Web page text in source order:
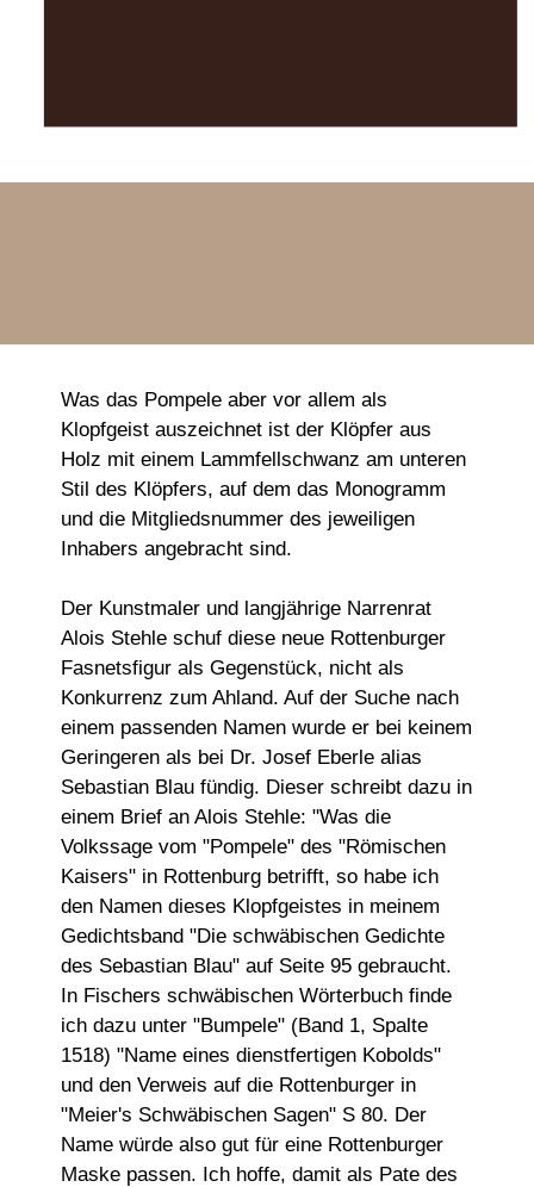
Was das Pompele aber vor allem als
Klopfgeist auszeichnet ist der Klöpfer aus
Holz mit einem Lammfellschwanz am unteren
Stil des Klöpfers, auf dem das Monogramm
und die Mitgliedsnummer des jeweiligen
Inhabers angebracht sind.
Der Kunstmaler und langjährige Narrenrat
Alois Stehle schuf diese neue Rottenburger
Fasnetsfigur als Gegenstück, nicht als
Konkurrenz zum Ahland. Auf der Suche nach
einem passenden Namen wurde er bei keinem
Geringeren als bei Dr. Josef Eberle alias
Sebastian Blau fündig. Dieser schreibt dazu in
einem Brief an Alois Stehle: "Was die
Volkssage vom "Pompele" des "Römischen
Kaisers" in Rottenburg betrifft, so habe ich
den Namen dieses Klopfgeistes in meinem
Gedichtsband "Die schwäbischen Gedichte
des Sebastian Blau" auf Seite 95 gebraucht.
In Fischers schwäbischen Wörterbuch finde
ich dazu unter "Bumpele" (Band 1, Spalte
1518) "Name eines dienstfertigen Kobolds"
und den Verweis auf die Rottenburger in
"Meier's Schwäbischen Sagen" S 80. Der
Name würde also gut für eine Rottenburger
Maske passen. Ich hoffe, damit als Pate des